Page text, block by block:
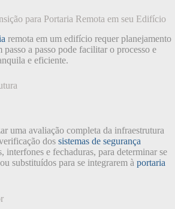
para Portaria Remota em seu Edifício
remota em um edifício requer planejamento
a passo pode facilitar o processo e
e eficiente.
uma avaliação completa da infraestrutura
dos sistemas de segurança
interfones e fechaduras, para determinar se
substituídos para se integrarem à portaria